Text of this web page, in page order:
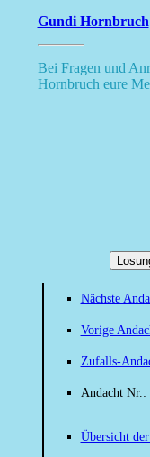
Gundi Hornbruch
Bei Fragen und
Hornbruch eure
Nächste
Vorige
Zufalls-
Andacht Nr.:
Übersicht